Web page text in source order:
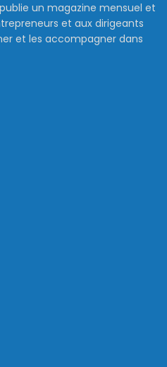
un magazine mensuel et
et aux dirigeants
et les accompagner dans